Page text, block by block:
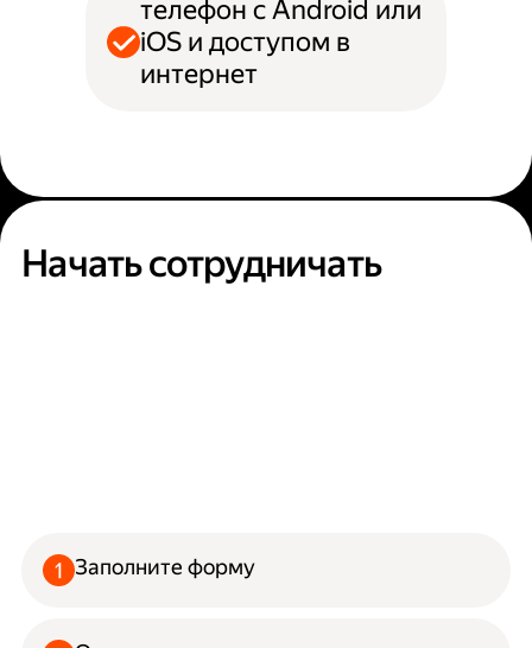
телефон с Android или
iOS и доступом в
интернет
Начать сотрудничать
Заполните форму